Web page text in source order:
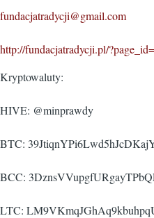
fundacjatradycji@gmail.com
http://fundacjatradycji.pl/
Kryptowaluty:
HIVE: @minprawdy
BTC:
BCC:
LTC: